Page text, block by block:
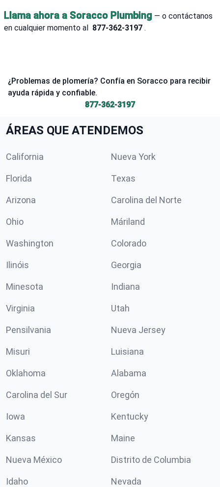
Llama ahora a Soracco Plumbing — o contáctanos
en cualquier momento al
877-362-3197 .
¿Problemas de plomería? Confía en Soracco para recibir
ayuda rápida y confiable.
877-362-3197
ÁREAS QUE ATENDEMOS
California Nueva York
Florida Texas
Arizona Carolina del Norte
Ohio Máriland
Washington Colorado
Ilinóis Georgia
Minesota Indiana
Virginia Utah
Pensilvania Nueva Jersey
Misuri Luisiana
Oklahoma Alabama
Carolina del Sur Oregón
Iowa Kentucky
Kansas Maine
Nueva México Distrito de Columbia
Idaho Nevada